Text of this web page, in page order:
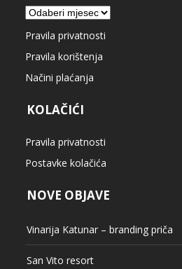
Arhiva
Pravila privatnosti
Pravila korištenja
Načini plaćanja
KOLAČIĆI
Pravila privatnosti
Postavke kolačića
NOVE OBJAVE
Vinarija Katunar – branding priča
San Vito resort